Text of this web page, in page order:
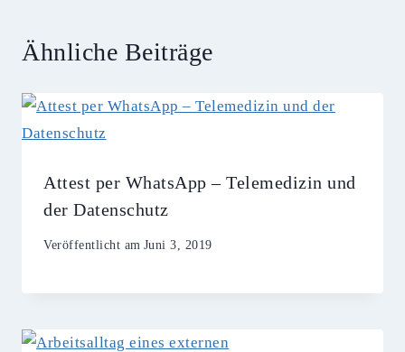
Ähnliche Beiträge
Attest per WhatsApp – Telemedizin und
der Datenschutz
Veröffentlicht am Juni 3, 2019